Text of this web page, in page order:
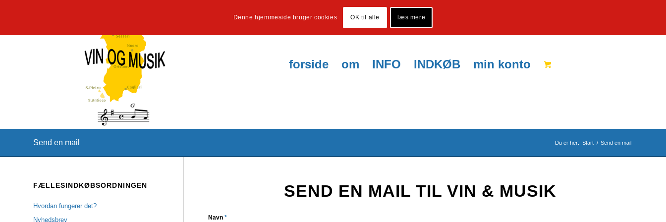
forside om INFO INDKØB min konto
Send en mail Du er her: Start / Send en mail
SEND EN MAIL TIL VIN & MUSIK
Navn *
FÆLLESINDKØBSORDNINGEN
Hvordan fungerer det?
Nyhedsbrev
Denne hjemmeside bruger cookies OK til alle læs mere